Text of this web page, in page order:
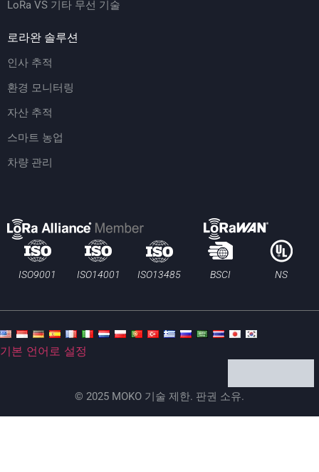
LoRa VS 기타 무선 기술
로라완 솔루션
인사 추적
환경 모니터링
자산 추적
스마트 농업
차량 관리
ISO9001 ISO14001 ISO13485 BSCI NS
기본 언어로 설정
© 2025 MOKO 기술 제한. 판권 소유.